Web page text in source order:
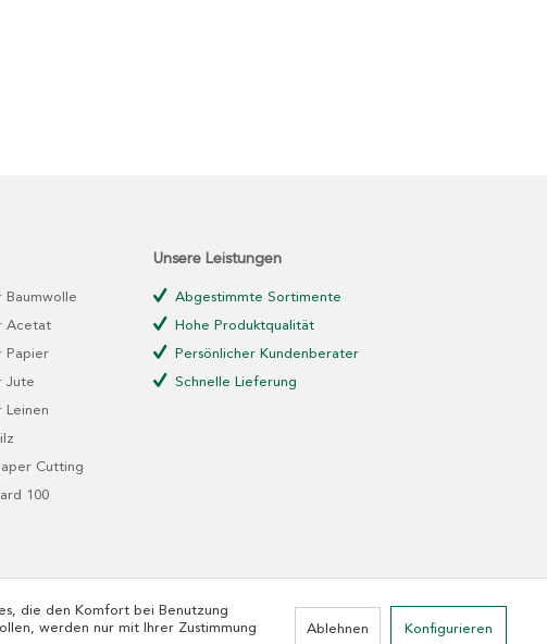
Baumwolle
Acetat
Papier
Jute
Leinen
Cutting
100
Unsere Leistungen
Abgestimmte Sortimente
Hohe Produktqualität
Persönlicher Kundenberater
Schnelle Lieferung
die den Komfort bei Benutzung
werden nur mit Ihrer Zustimmung
Ablehnen Konfigurieren